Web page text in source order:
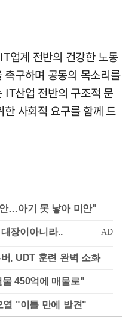
업계 전반의 건강한 노동
구하며 공동의 목소리를
산업 전반의 구조적 문
사회적 요구를 함께 드
…아기 못 낳아 미안"
, UDT 훈련 완벽 소화
450억에 매물로"
열 "이틀 만에 발견"